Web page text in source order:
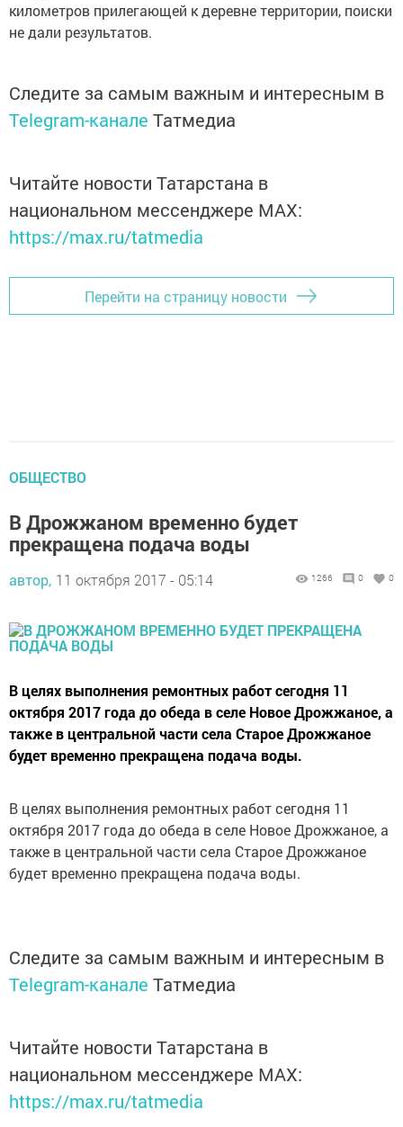
километров прилегающей к деревне территории, поиски
не дали результатов.
Следите за самым важным и интересным в
Telegram-канале Татмедиа
Читайте новости Татарстана в
национальном мессенджере MАХ:
https://max.ru/tatmedia
Перейти на страницу новости
ОБЩЕСТВО
В Дрожжаном временно будет
прекращена подача воды
автор, 11 октября 2017 - 05:14 1266 0 0
В целях выполнения ремонтных работ сегодня 11
октября 2017 года до обеда в селе Новое Дрожжаное, а
также в центральной части села Старое Дрожжаное
будет временно прекращена подача воды.
В целях выполнения ремонтных работ сегодня 11
октября 2017 года до обеда в селе Новое Дрожжаное, а
также в центральной части села Старое Дрожжаное
будет временно прекращена подача воды.
Следите за самым важным и интересным в
Telegram-канале Татмедиа
Читайте новости Татарстана в
национальном мессенджере MАХ:
https://max.ru/tatmedia